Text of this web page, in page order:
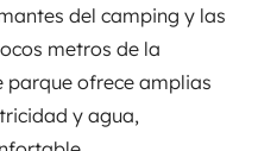
del camping y las
metros de la
parque ofrece amplias
y agua,